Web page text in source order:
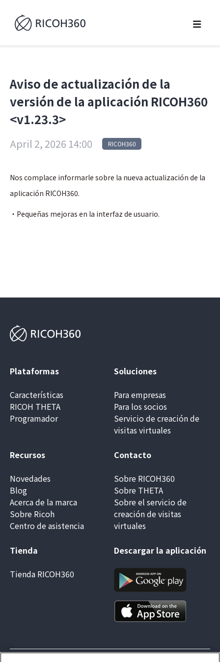
Aviso de actualización de la
versión de la aplicación RICOH360
<v1.23.3>
April 2, 2026 14:00 RICOH360
Nos complace informarle sobre la nueva actualización de la
aplicación RICOH360.
・Pequeñas mejoras en la interfaz de usuario.
Plataformas
Características
RICOH THETA
Programador
Soluciones
Para empresas
Para los socios
Servicio de creación de
visitas virtuales
Recursos
Novedades
Blog
Acerca de la marca
Sobre Ricoh
Centro de asistencia
Contacto
Sobre RICOH360
Sobre THETA
Sobre el servicio de
creación de visitas
virtuales
Tienda
Tienda RICOH360
Descargar la aplicación